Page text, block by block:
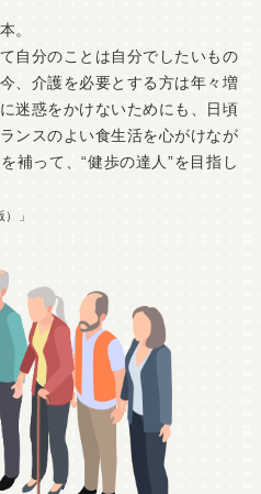
。
自分のことは自分でしたいもの
、介護を必要とする方は年々増
迷惑をかけないためにも、日頃
ンスのよい食生活を心がけなが
補って、“健歩の達人”を目指し
」